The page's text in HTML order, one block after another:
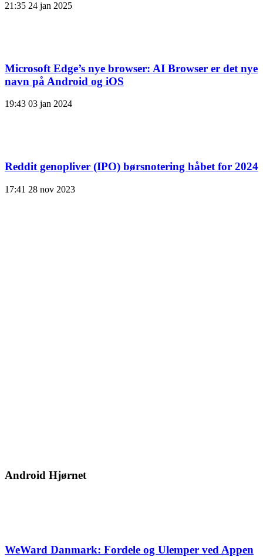
21:35 24 jan 2025
Microsoft Edge’s nye browser: AI Browser er det nye
navn på Android og iOS
19:43 03 jan 2024
Reddit genopliver (IPO) børsnotering håbet for 2024
17:41 28 nov 2023
Android Hjørnet
WeWard Danmark: Fordele og Ulemper ved Appen